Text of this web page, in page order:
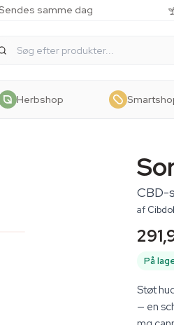
samme dag
Herbshop
CBD-
af Cibdol
På
Støt
— en